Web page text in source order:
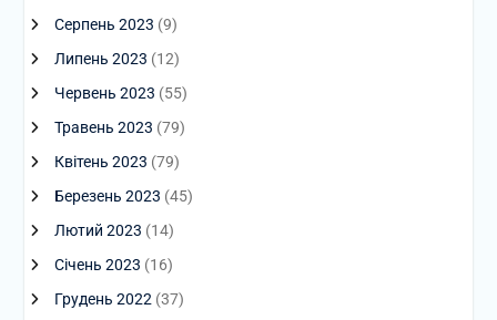
Серпень 2023 (9)
Липень 2023 (12)
Червень 2023 (55)
Травень 2023 (79)
Квітень 2023 (79)
Березень 2023 (45)
Лютий 2023 (14)
Січень 2023 (16)
Грудень 2022 (37)